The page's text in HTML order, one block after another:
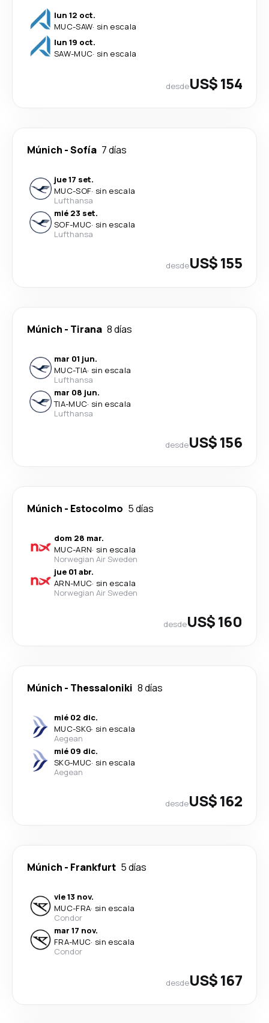
lun 12 oct.
MUC-SAW· sin escala
lun 19 oct.
SAW-MUC· sin escala
desdeUS$ 154
Múnich -Sofía 7 días
jue 17 set.
MUC-SOF· sin escala
Lufthansa
mié 23 set.
SOF-MUC· sin escala
Lufthansa
desdeUS$ 155
Múnich - Tirana 8 días
mar 01 jun.
MUC-TIA· sin escala
Lufthansa
mar 08 jun.
TIA-MUC· sin escala
Lufthansa
desdeUS$ 156
Múnich - Estocolmo 5 días
dom 28 mar.
MUC-ARN· sin escala
Norwegian Air Sweden
jue 01 abr.
ARN-MUC· sin escala
Norwegian Air Sweden
desdeUS$ 160
Múnich - Thessaloniki 8 días
mié 02 dic.
MUC-SKG· sin escala
Aegean
mié 09 dic.
SKG-MUC· sin escala
Aegean
desdeUS$ 162
Múnich - Frankfurt 5 días
vie 13 nov.
MUC-FRA· sin escala
Condor
mar 17 nov.
FRA-MUC· sin escala
Condor
desdeUS$ 167